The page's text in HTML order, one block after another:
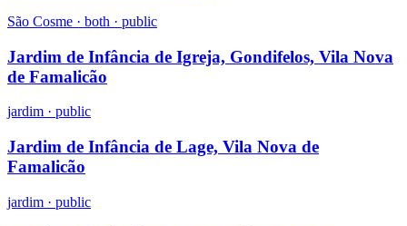
São Cosme · both · public
Jardim de Infância de Igreja, Gondifelos, Vila Nova
de Famalicão
jardim · public
Jardim de Infância de Lage, Vila Nova de
Famalicão
jardim · public